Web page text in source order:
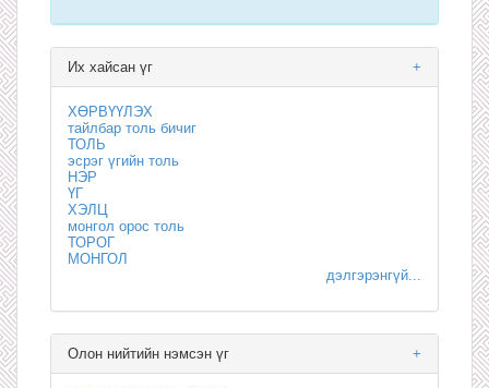
+
Их хайсан үг
ХӨРВҮҮЛЭХ
тайлбар толь бичиг
ТОЛЬ
эсрэг үгийн толь
НЭР
ҮГ
ХЭЛЦ
монгол орос толь
ТОРОГ
МОНГОЛ
дэлгэрэнгүй...
+
Олон нийтийн нэмсэн үг